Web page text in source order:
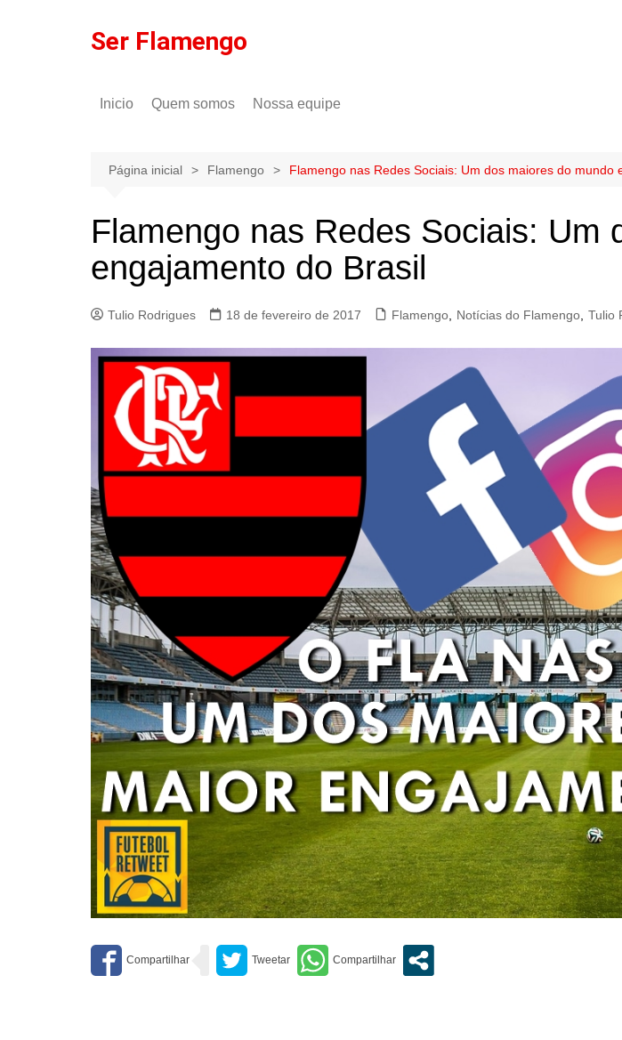
Ser Flamengo
Inicio Quem somos
Política de privacidade
Nossa equipe
Gilson Lima
Página inicial Flamengo Flamengo nas Redes Sociais: Um dos maiores do mundo
Flamengo nas Redes Sociais: Um
engajamento do Brasil
Tulio Rodrigues 18 de fevereiro de 2017 Flamengo Notícias do Flamengo Tulio